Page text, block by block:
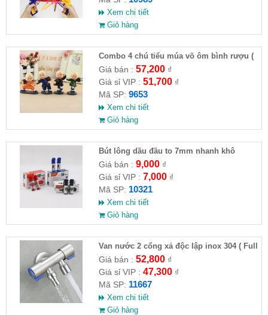
Xem chi tiết
Giỏ hàng
Combo 4 chú tiểu múa võ ôm bình rượu (
HĐ )
Giá bán : 57,200₫
Giá sỉ VIP : 51,700₫
Mã SP: 9653
Xem chi tiết
Giỏ hàng
Bút lông dầu đầu to 7mm nhanh khô
Giá bán : 9,000₫
Giá sỉ VIP : 7,000₫
Mã SP: 10321
Xem chi tiết
Giỏ hàng
Van nước 2 cổng xả độc lập inox 304 ( Full
VAT )
Giá bán : 52,800₫
Giá sỉ VIP : 47,300₫
Mã SP: 11667
Xem chi tiết
Giỏ hàng